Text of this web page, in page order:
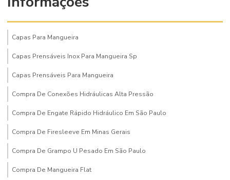
Capas Para Mangueira
Capas Prensáveis Inox Para Mangueira Sp
Capas Prensáveis Para Mangueira
Compra De Conexões Hidráulicas Alta Pressão
Compra De Engate Rápido Hidráulico Em São Paulo
Compra De Firesleeve Em Minas Gerais
Compra De Grampo U Pesado Em São Paulo
Compra De Mangueira Flat